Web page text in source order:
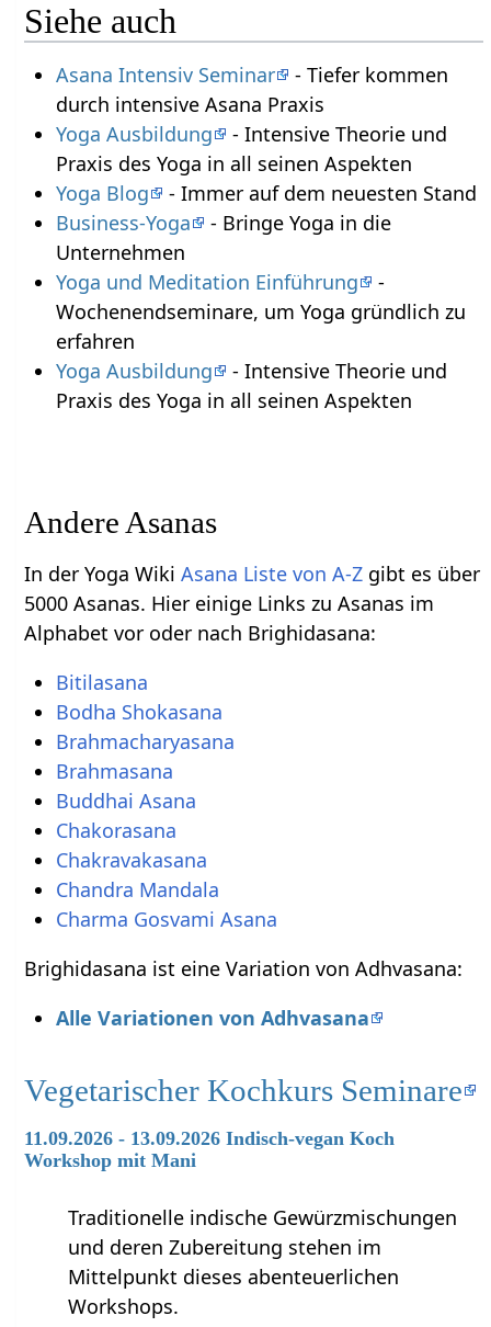
Siehe auch
Asana Intensiv Seminar
- Tiefer kommen
durch intensive Asana Praxis
Yoga Ausbildung
- Intensive Theorie und
Praxis des Yoga in all seinen Aspekten
Yoga Blog
- Immer auf dem neuesten Stand
Business-Yoga
- Bringe Yoga in die
Unternehmen
Yoga und Meditation Einführung
-
Wochenendseminare, um Yoga gründlich zu
erfahren
Yoga Ausbildung
- Intensive Theorie und
Praxis des Yoga in all seinen Aspekten
Andere Asanas
In der Yoga WikiAsana Liste von A-Z gibt es über
5000 Asanas. Hier einige Links zu Asanas im
Alphabet vor oder nach Brighidasana:
Bitilasana
Bodha Shokasana
Brahmacharyasana
Brahmasana
Buddhai Asana
Chakorasana
Chakravakasana
Chandra Mandala
Charma Gosvami Asana
Brighidasana ist eine Variation von Adhvasana:
Alle Variationen von Adhvasana
Vegetarischer Kochkurs Seminare
11.09.2026 - 13.09.2026 Indisch-vegan Koch
Workshop mit Mani
Traditionelle indische Gewürzmischungen
und deren Zubereitung stehen im
Mittelpunkt dieses abenteuerlichen
Workshops.